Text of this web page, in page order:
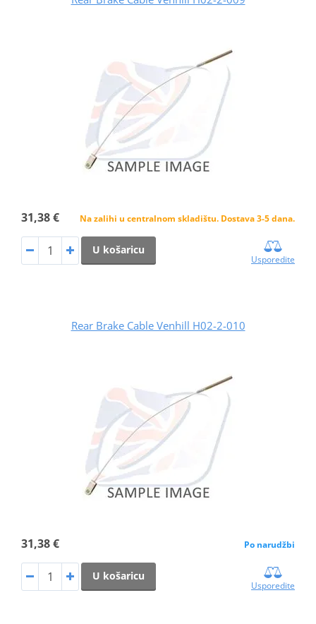
31,38 € Na zalihi u centralnom skladištu. Dostava 3-5 dana.
U košaricu
Usporedite
Rear Brake Cable Venhill H02-2-010
31,38 € Po narudžbi
U košaricu
Usporedite